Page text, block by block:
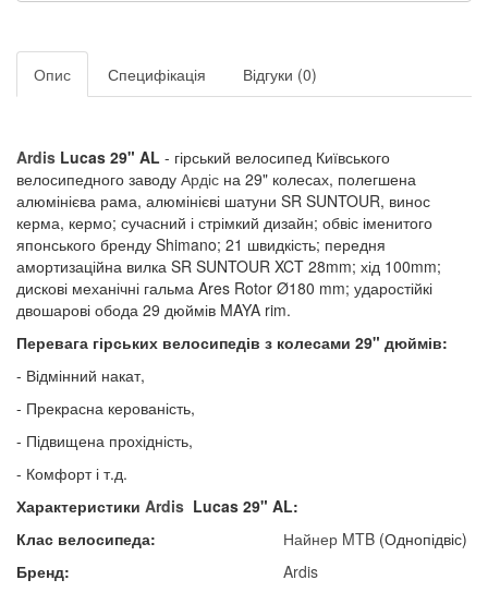
Опис Специфікація Відгуки (0)
Ardis Lucas 29" AL - гірський велосипед Київського
велосипедного заводу Ардіс на 29" колесах, полегшена
алюмінієва рама, алюмінієві шатуни SR SUNTOUR, винос
керма, кермо; сучасний і стрімкий дизайн; обвіс іменитого
японського бренду Shimano; 21 швидкість; передня
амортизаційна вилка SR SUNTOUR XCT 28mm; хід 100mm;
дискові механічні гальма Ares Rotor Ø180 mm; ударостійкі
двошарові обода 29 дюймів MAYA rim.
Перевага гірських велосипедів з колесами 29" дюймів:
- Відмінний накат,
- Прекрасна керованість,
- Підвищена прохідність,
- Комфорт і т.д.
Характеристики Ardis Lucas 29" AL:
Клас велосипеда:
Найнер MTB (Однопідвіс)
Бренд:
Ardis